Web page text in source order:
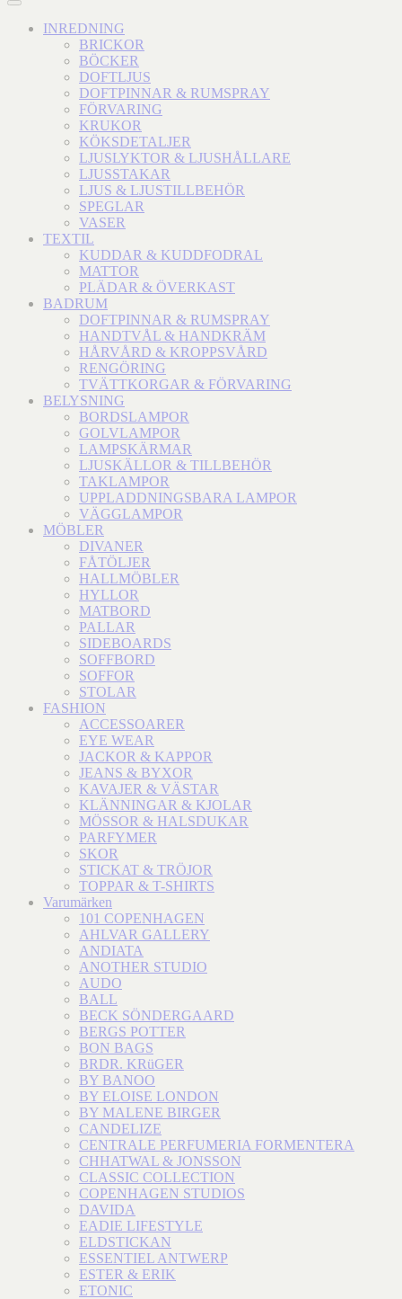
INREDNING
BRICKOR
BÖCKER
DOFTLJUS
DOFTPINNAR & RUMSPRAY
FÖRVARING
KRUKOR
KÖKSDETALJER
LJUSLYKTOR & LJUSHÅLLARE
LJUSSTAKAR
LJUS & LJUSTILLBEHÖR
SPEGLAR
VASER
TEXTIL
KUDDAR & KUDDFODRAL
MATTOR
PLÄDAR & ÖVERKAST
BADRUM
DOFTPINNAR & RUMSPRAY
HANDTVÅL & HANDKRÄM
HÅRVÅRD & KROPPSVÅRD
RENGÖRING
TVÄTTKORGAR & FÖRVARING
BELYSNING
BORDSLAMPOR
GOLVLAMPOR
LAMPSKÄRMAR
LJUSKÄLLOR & TILLBEHÖR
TAKLAMPOR
UPPLADDNINGSBARA LAMPOR
VÄGGLAMPOR
MÖBLER
DIVANER
FÅTÖLJER
HALLMÖBLER
HYLLOR
MATBORD
PALLAR
SIDEBOARDS
SOFFBORD
SOFFOR
STOLAR
FASHION
ACCESSOARER
EYE WEAR
JACKOR & KAPPOR
JEANS & BYXOR
KAVAJER & VÄSTAR
KLÄNNINGAR & KJOLAR
MÖSSOR & HALSDUKAR
PARFYMER
SKOR
STICKAT & TRÖJOR
TOPPAR & T-SHIRTS
Varumärken
101 COPENHAGEN
AHLVAR GALLERY
ANDIATA
ANOTHER STUDIO
AUDO
BALL
BECK SÖNDERGAARD
BERGS POTTER
BON BAGS
BRDR. KRüGER
BY BANOO
BY ELOISE LONDON
BY MALENE BIRGER
CANDELIZE
CENTRALE PERFUMERIA FORMENTERA
CHHATWAL & JONSSON
CLASSIC COLLECTION
COPENHAGEN STUDIOS
DAVIDA
EADIE LIFESTYLE
ELDSTICKAN
ESSENTIEL ANTWERP
ESTER & ERIK
ETONIC